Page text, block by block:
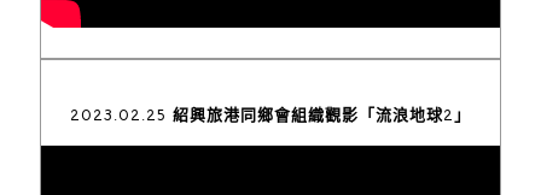
2023.02.25 紹興旅港同鄉會組織觀影「流浪地球2」